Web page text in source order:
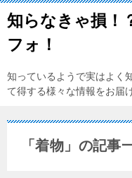
知らなきゃ損！
フォ！
知っているようで実はよく
て得する様々な情報をお届
「着物」の記事